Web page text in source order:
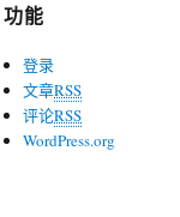
功能
登录
文章RSS
评论RSS
WordPress.org